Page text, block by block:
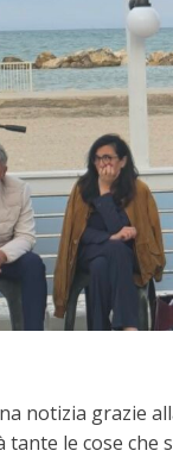
notizia grazie
le cose che